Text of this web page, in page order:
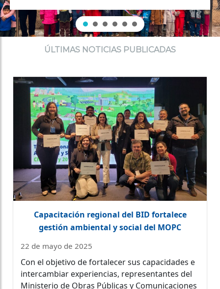
ÚLTIMAS NOTICIAS PUBLICADAS
Capacitación regional del BID fortalece
gestión ambiental y social del MOPC
22 de mayo de 2025
Con el objetivo de fortalecer sus capacidades e
intercambiar experiencias, representantes del
Ministerio de Obras Públicas y Comunicaciones